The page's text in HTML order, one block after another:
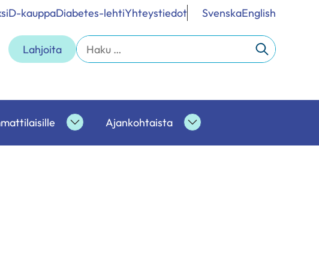
D-kauppaDiabetes-lehtiYhteystiedot SvenskaEnglish
Lahjoita Haku:
Ammattilaisille
alasivut
Ajankohtaista
Ajankohtaista
alasivut